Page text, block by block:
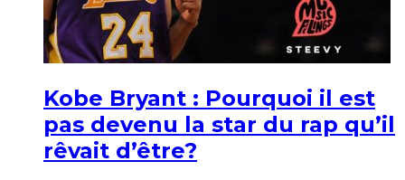
Kobe Bryant : Pourquoi il est
pas devenu la star du rap qu’il
rêvait d’être?